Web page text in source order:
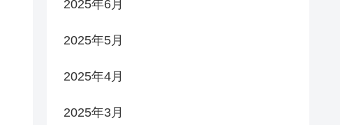
2025年6月
2025年5月
2025年4月
2025年3月